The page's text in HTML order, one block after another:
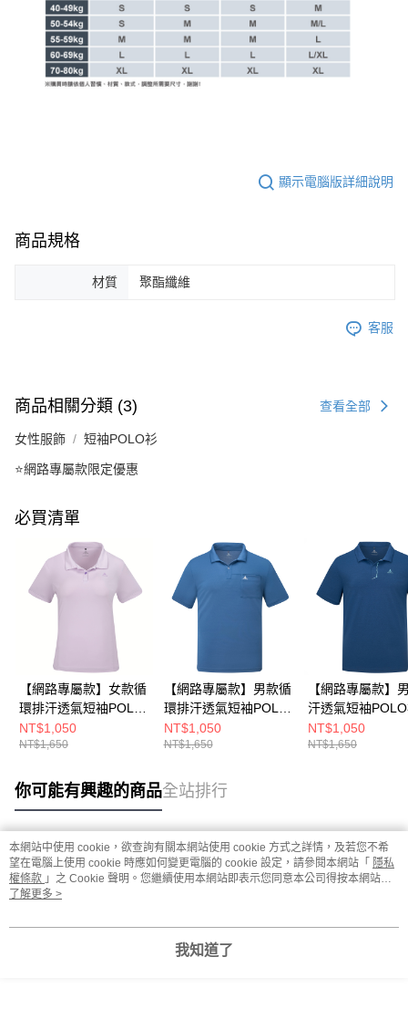
顯示電腦版詳細說明
商品規格
材質 聚酯纖維
客服
商品相關分類 (3) 查看全部
女性服飾 短袖POLO衫
⭐網路專屬款限定優惠
必買清單
【網路專屬款】女款循
環排汗透氣短袖POLO
衫(A8PS2615WC淺紫/
吸溼排汗/修身版)
NT$1,050
NT$1,650
【網路專屬款】男款循
環排汗透氣短袖POLO
衫(A8PS2613MC深藍/
吸溼排汗/素面簡約)
NT$1,050
NT$1,650
【網路專屬款】
汗透氣短袖
(A8PS2612M深
溼排汗/素面簡約)
NT$1,050
NT$1,650
你可能有興趣的商品全站排行
熱門標籤
本網站中使用 cookie，欲查詢有關本網站使用 cookie 方式之詳情，及若您不希
望在電腦上使用 cookie 時應如何變更電腦的 cookie 設定，請參閱本網站「 隱私
權條款 」之 Cookie 聲明。您繼續使用本網站即表示您同意本公司得按本網站使
用條款之 Cookie 聲明使用 cookie。
了解更多 >
我知道了